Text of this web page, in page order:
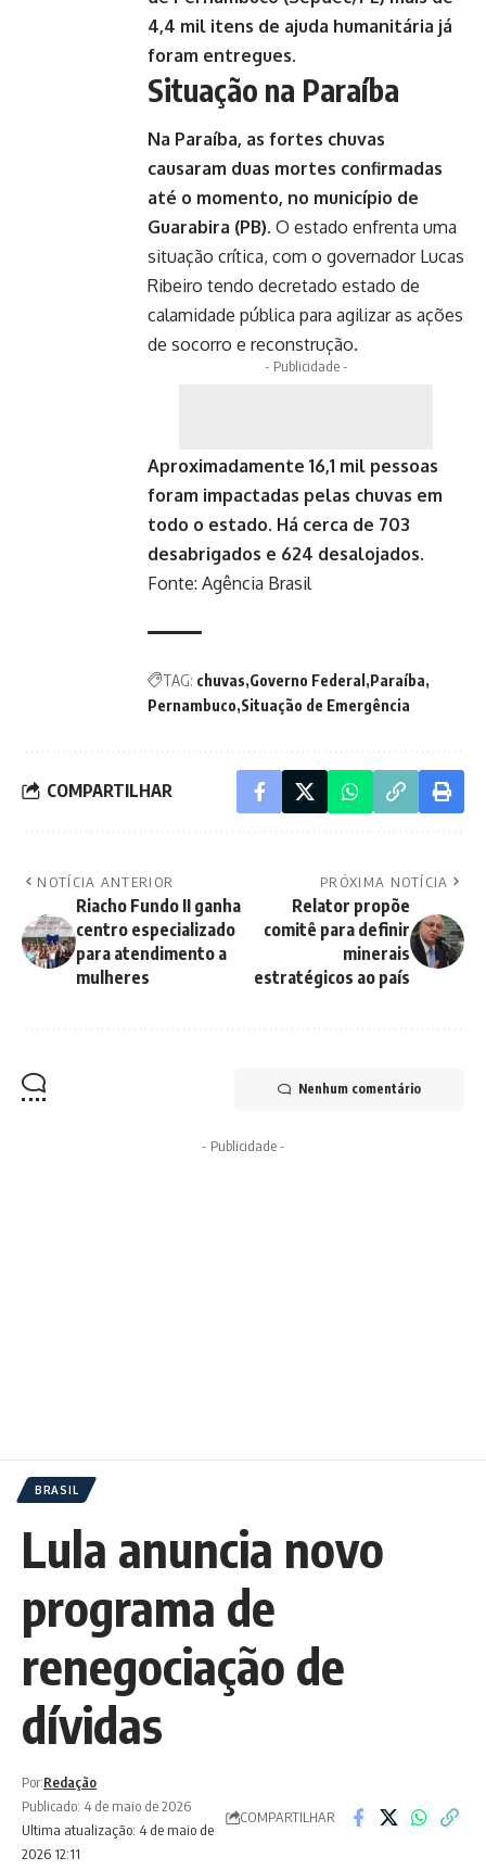
4,4 mil itens de ajuda humanitária já
foram entregues.
Situação na Paraíba
Na Paraíba, as fortes chuvas
causaram duas mortes confirmadas
até o momento, no município de
Guarabira (PB). O estado enfrenta uma
situação crítica, com o governador Lucas
Ribeiro tendo decretado estado de
calamidade pública para agilizar as ações
de socorro e reconstrução.
- Publicidade -
Aproximadamente 16,1 mil pessoas
foram impactadas pelas chuvas em
todo o estado. Há cerca de 703
desabrigados e 624 desalojados.
Fonte: Agência Brasil
TAG: chuvas Governo Federal Paraíba
Pernambuco Situação de Emergência
COMPARTILHAR
NOTÍCIA ANTERIOR
Riacho Fundo II ganha
centro especializado
para atendimento a
mulheres
PRÓXIMA NOTÍCIA
Relator propõe
comitê para definir
minerais
estratégicos ao país
Nenhum comentário
- Publicidade -
BRASIL
Lula anuncia novo
programa de
renegociação de
dívidas
Ultima atualização: 4 de maio de
2026 12:11
Por:Redação
Publicado: 4 de maio de 2026
COMPARTILHAR